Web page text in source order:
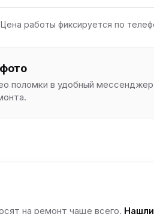
работы фиксируется по
поломки в удобный
на ремонт чаще всего.